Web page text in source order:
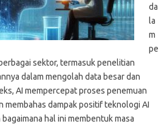
da
la
m
pe
sektor, termasuk penelitian
dalam mengolah data besar dan
AI mempercepat proses penemuan
membahas dampak positif teknologi AI
hal ini membentuk masa